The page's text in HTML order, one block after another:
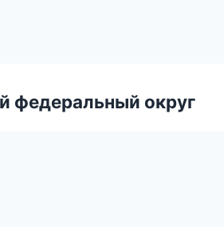
федеральный округ